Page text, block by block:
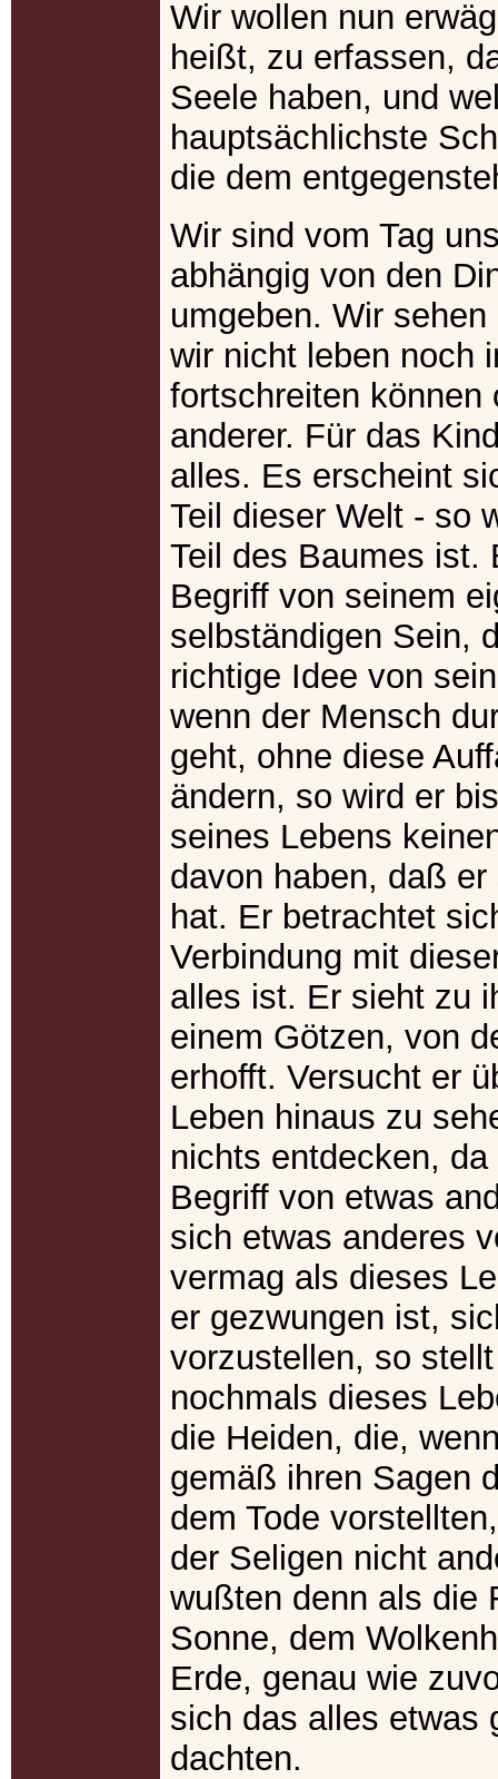
Wir wollen nun
heißt, zu erfassen,
Seele haben, und
hauptsächlichste
die dem
Wir sind vom Tag
abhängig von den
umgeben. Wir
wir nicht leben noch
fortschreiten können
anderer. Für das
alles. Es erscheint
Teil dieser Welt - so
Teil des Baumes ist.
Begriff von seinem
selbständigen Sein,
richtige Idee von
wenn der Mensch
geht, ohne diese
ändern, so wird er
seines Lebens
davon haben, daß
hat. Er betrachtet
Verbindung mit
alles ist. Er sieht zu
einem Götzen, von
erhofft. Versucht er
Leben hinaus zu
nichts entdecken,
Begriff von etwas
sich etwas anderes
vermag als dieses
er gezwungen ist,
vorzustellen, so
nochmals dieses
die Heiden, die,
gemäß ihren Sagen
dem Tode
der Seligen nicht
wußten denn als die
Sonne, dem
Erde, genau wie
sich das alles etwas
dachten.